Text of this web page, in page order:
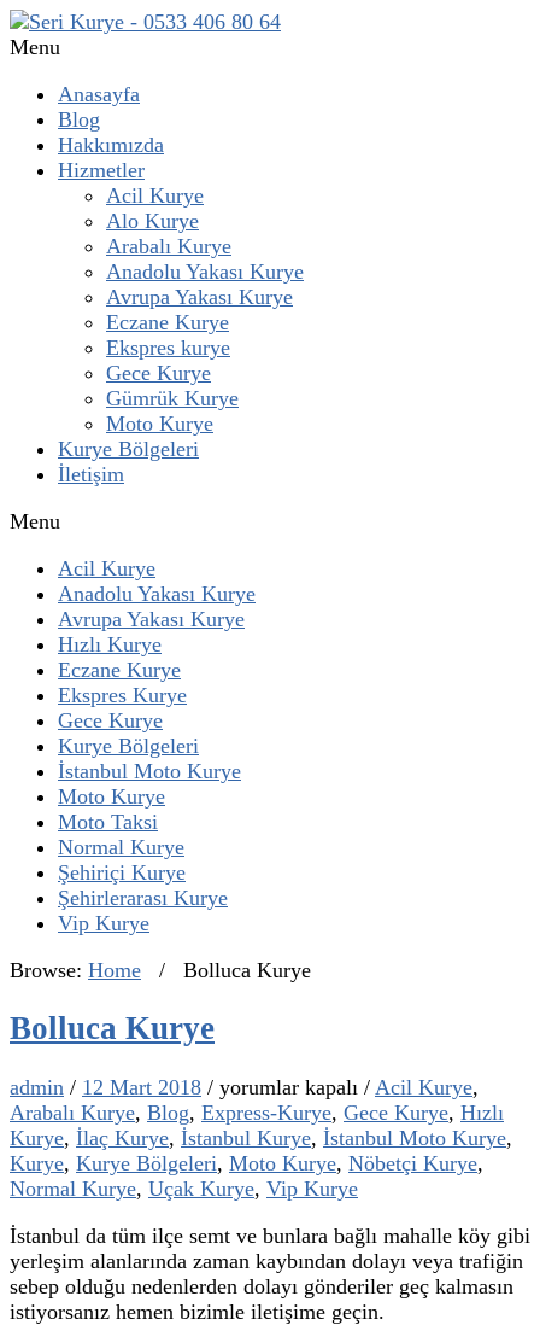
Menu
Anasayfa
Blog
Hakkımızda
Hizmetler
Acil Kurye
Alo Kurye
Arabalı Kurye
Anadolu Yakası Kurye
Avrupa Yakası Kurye
Eczane Kurye
Ekspres kurye
Gece Kurye
Gümrük Kurye
Moto Kurye
Kurye Bölgeleri
İletişim
Menu
Acil Kurye
Anadolu Yakası Kurye
Avrupa Yakası Kurye
Hızlı Kurye
Eczane Kurye
Ekspres Kurye
Gece Kurye
Kurye Bölgeleri
İstanbul Moto Kurye
Moto Kurye
Moto Taksi
Normal Kurye
Şehiriçi Kurye
Şehirlerarası Kurye
Vip Kurye
Browse: Home / Bolluca Kurye
Bolluca Kurye
admin / 12 Mart 2018 / Bolluca
Kurye
için
yorumlar kapalı / Acil Kurye,
Arabalı Kurye, Blog, Express-Kurye, Gece Kurye, Hızlı
Kurye, İlaç Kurye, İstanbul Kurye, İstanbul Moto Kurye,
Kurye, Kurye Bölgeleri, Moto Kurye, Nöbetçi Kurye,
Normal Kurye, Uçak Kurye, Vip Kurye
İstanbul da tüm ilçe semt ve bunlara bağlı mahalle köy gibi
yerleşim alanlarında zaman kaybından dolayı veya trafiğin
sebep olduğu nedenlerden dolayı gönderiler geç kalmasın
istiyorsanız hemen bizimle iletişime geçin.